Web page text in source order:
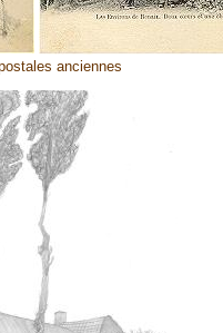
anciennes